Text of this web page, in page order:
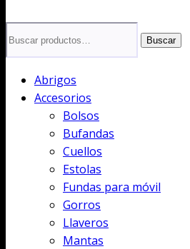
por:
Buscar
Abrigos
Accesorios
Bolsos
Bufandas
Cuellos
Estolas
Fundas para móvil
Gorros
Llaveros
Mantas